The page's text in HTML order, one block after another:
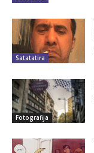
Satatatira
Fotografija